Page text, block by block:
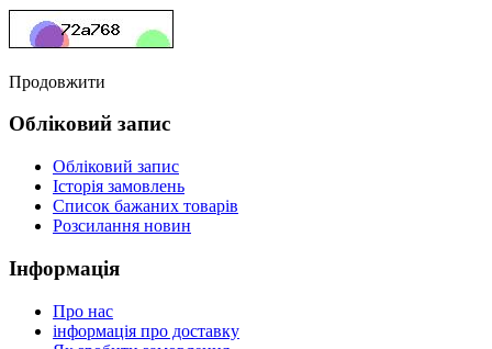
Продовжити
Обліковий запис
Обліковий запис
Історія замовлень
Список бажаних товарів
Розсилання новин
Інформація
Про нас
інформація про доставку